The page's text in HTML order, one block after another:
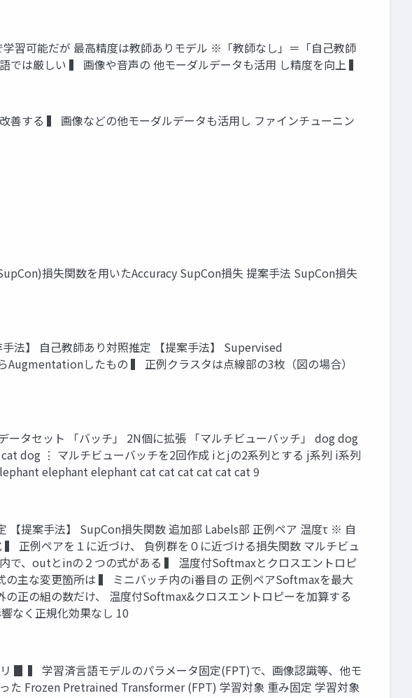
習可能だが 最高精度は教師ありモデル ※「教師なし」＝「自己教師
は厳しい ▍ 画像や音声の 他モーダルデータも活用 し精度を向上 ▍
する ▍ 画像などの他モーダルデータも活用し ファインチューニン
損失関数を用いたAccuracy SupCon損失 提案手法 SupCon損失
法】 自己教師あり対照推定 【提案手法】 Supervised
したもの ▍ 正例クラスタは点線部の3枚（図の場合）
タセット 「バッチ」 2N個に拡張 「マルチビューバッチ」 dog dog
dog ⋮ マルチビューバッチを2回作成 iとjの2系列とする j系列 i系列
elephant elephant cat cat cat cat cat cat 9
提案手法】 SupCon損失関数 追加部 Labels部 正例ペア 温度τ ※ 自
例ペアを１に近づけ、 負例群を０に近づける損失関数 マルチビュ
で、outとinの２つの式がある ▍ 温度付Softmaxとクロスエントロピ
主な変更箇所は ▍ ミニバッチ内のi番目の 正例ペアSoftmaxを最大
正の組の数だけ、 温度付Softmax&クロスエントロピーを加算する
なく正規化効果なし 10
▊ ▍ 学習済言語モデルのパラメータ固定(FPT)で、画像認識等、他モ
た Frozen Pretrained Transformer (FPT) 学習対象 重み固定 学習対象